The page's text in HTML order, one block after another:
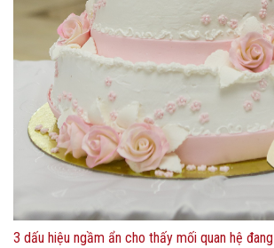
3 dấu hiệu ngầm ẩn cho thấy mối quan hệ